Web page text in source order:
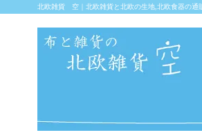
北欧雑貨 空｜北欧雑貨と北欧の生地,北欧食器の通